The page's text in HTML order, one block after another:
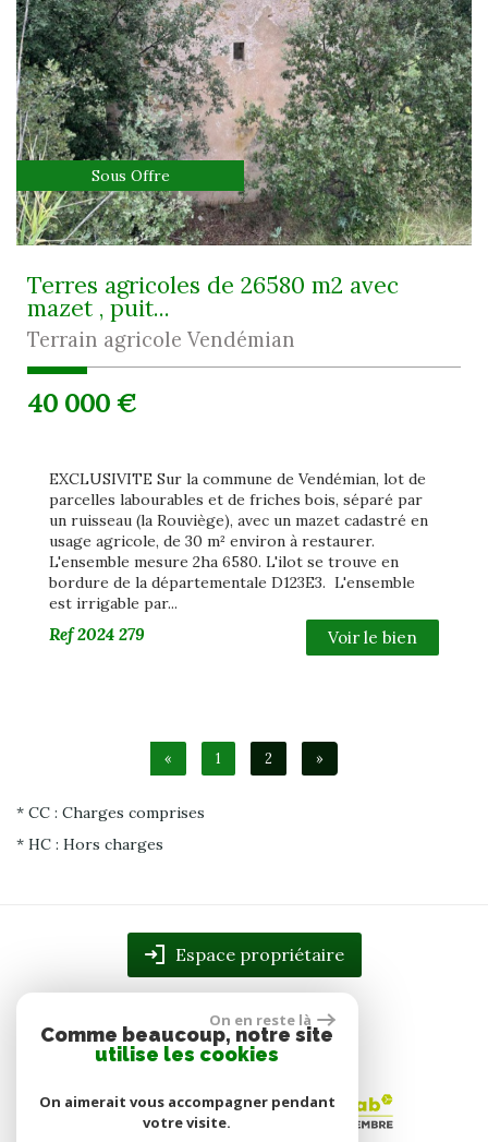
Sous Offre
Terres agricoles de 26580 m2 avec
mazet , puit...
Terrain agricole Vendémian
40 000 €
EXCLUSIVITE Sur la commune de Vendémian, lot de
parcelles labourables et de friches bois, séparé par
un ruisseau (la Rouviège), avec un mazet cadastré en
usage agricole, de 30 m² environ à restaurer.
L'ensemble mesure 2ha 6580. L'ilot se trouve en
bordure de la départementale D123E3. L'ensemble
est irrigable par...
Ref2024 279 Voir le bien
« 1 2 »
* CC : Charges comprises
* HC : Hors charges
Espace propriétaire
On en reste là
Comme beaucoup, notre site
utilise les cookies
On aimerait vous accompagner pendant
votre visite.